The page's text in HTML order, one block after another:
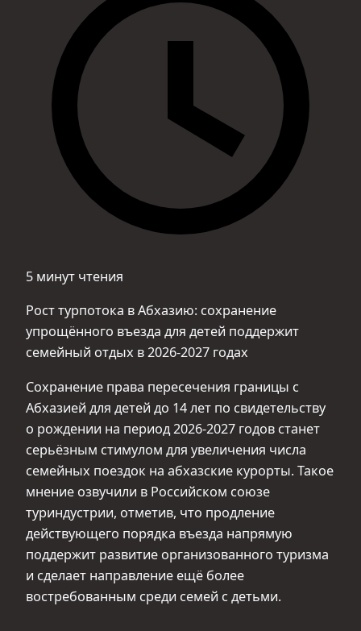
5 минут чтения
Рост турпотока в Абхазию: сохранение
упрощённого въезда для детей поддержит
семейный отдых в 2026-2027 годах
Сохранение права пересечения границы с
Абхазией для детей до 14 лет по свидетельству
о рождении на период 2026-2027 годов станет
серьёзным стимулом для увеличения числа
семейных поездок на абхазские курорты. Такое
мнение озвучили в Российском союзе
туриндустрии, отметив, что продление
действующего порядка въезда напрямую
поддержит развитие организованного туризма
и сделает направление ещё более
востребованным среди семей с детьми.